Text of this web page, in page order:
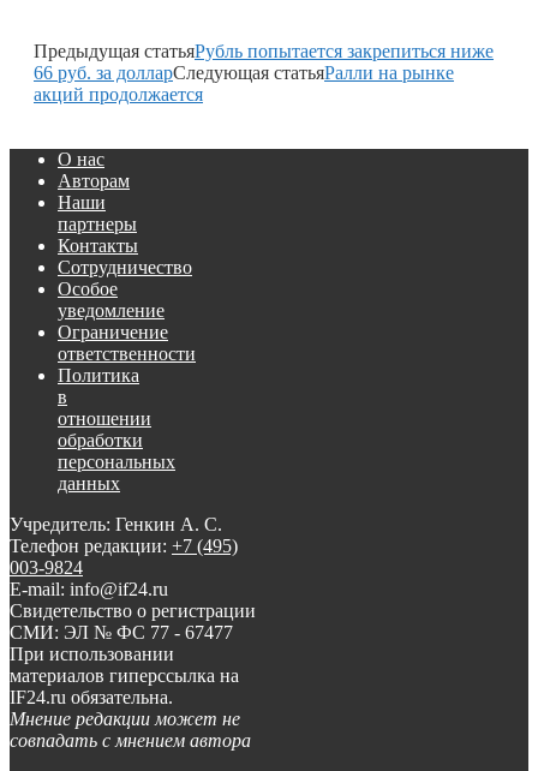
Предыдущая статьяРубль попытается закрепиться ниже
66 руб. за долларСледующая статьяРалли на рынке
акций продолжается
О нас
Авторам
Наши
партнеры
Контакты
Сотрудничество
Особое
уведомление
Ограничение
ответственности
Политика
в
отношении
обработки
персональных
данных
Учредитель: Генкин А. С.
Телефон редакции: +7 (495)
003-9824
E-mail: info@if24.ru
Свидетельство о регистрации
СМИ: ЭЛ № ФС 77 - 67477
При использовании
материалов гиперссылка на
IF24.ru обязательна.
Мнение редакции может не
совпадать с мнением автора